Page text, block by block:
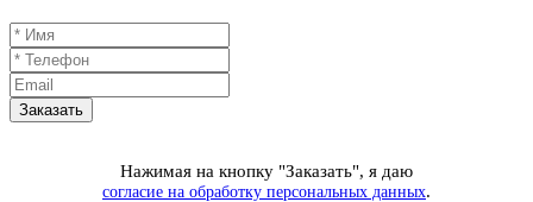
Нажимая на кнопку "Заказать", я даю
согласие на обработку персональных данных.